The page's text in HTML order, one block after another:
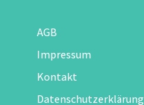
AGB
Impressum
Kontakt
Datenschutzerklärung